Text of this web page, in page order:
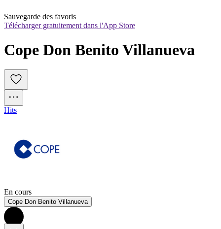
Sauvegarde des favoris
Télécharger gratuitement dans l'App Store
Cope Don Benito Villanueva
Hits
En cours
Cope Don Benito Villanueva